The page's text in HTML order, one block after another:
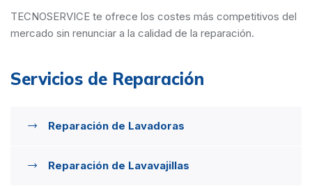
TECNOSERVICE te ofrece los costes más competitivos del
mercado sin renunciar a la calidad de la reparación.
Servicios de Reparación
Reparación de Lavadoras
Reparación de Lavavajillas